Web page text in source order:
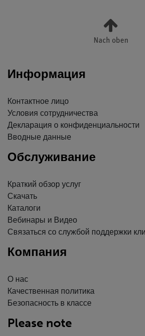
Nach oben
Информация
Контактное лицо
Условия сотрудничества
Декларация о конфиденциальности
Вводные данные
Обслуживание
Краткий обзор услуг
Скачать
Каталоги
Вебинары и Видео
Связаться со службой поддержки
Компания
О нас
Качественная политика
Безопасность в классе
Please note